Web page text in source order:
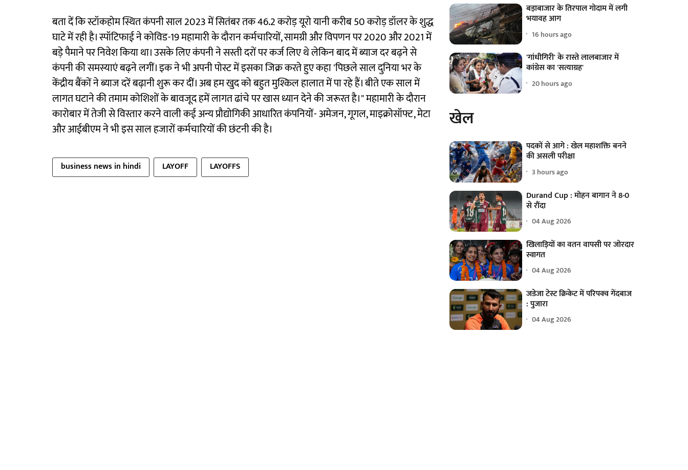
बता दें क‌ि स्टॉकहोम स्थित कंपनी साल 2023 में सितंबर तक 46.2 करोड़ यूरो यानी करीब 50 करोड़ डॉलर के शुद्ध
घाटे में रही है। स्पॉटिफाई ने कोविड-19 महामारी के दौरान कर्मचारियों, सामग्री और विपणन पर 2020 और 2021 में
बड़े पैमाने पर निवेश किया था। उसके लिए कंपनी ने सस्ती दरों पर कर्ज लिए थे लेकिन बाद में ब्याज दर बढ़ने से
कंपनी की समस्याएं बढ़ने लगीं। इक ने भी अपनी पोस्ट में इसका जिक्र करते हुए कहा 'पिछले साल दुनिया भर के
केंद्रीय बैंकों ने ब्याज दरें बढ़ानी शुरू कर दीं। अब हम खुद को बहुत मुश्किल हालात में पा रहे हैं। बीते एक साल में
लागत घटाने की तमाम कोशिशों के बावजूद हमें लागत ढांचे पर खास ध्यान देने की जरूरत है।" महामारी के दौरान
कारोबार में तेजी से विस्तार करने वाली कई अन्य प्रौद्योगिकी आधारित कंपनियों- अमेजन, गूगल, माइक्रोसॉफ्ट, मेटा
और आईबीएम ने भी इस साल हजारों कर्मचारियों की छंटनी की है।
business news in hindi LAYOFF LAYOFFS
बड़ाबाजार के तिरपाल गोदाम में लगी
भयावह आग
16 hours ago
'गांधीगिरी' के रास्ते लालबाजार में
कांग्रेस का 'सत्याग्रह'
20 hours ago
खेल
पदकों से आगे : खेल महाशक्ति बनने
की असली परीक्षा
3 hours ago
Durand Cup : मोहन बागान ने 8-0
से रौंदा
04 Aug 2026
खिलाड़ियों का वतन वापसी पर जोरदार
स्वागत
04 Aug 2026
जडेजा टेस्ट क्रिकेट में परिपक्व गेंदबाज
: पुजारा
04 Aug 2026